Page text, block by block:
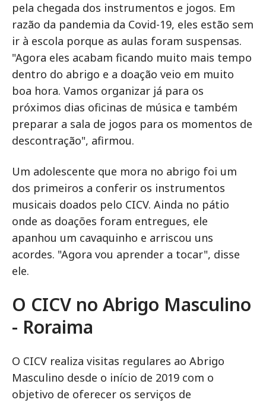
pela chegada dos instrumentos e jogos. Em
razão da pandemia da Covid-19, eles estão sem
ir à escola porque as aulas foram suspensas.
"Agora eles acabam ficando muito mais tempo
dentro do abrigo e a doação veio em muito
boa hora. Vamos organizar já para os
próximos dias oficinas de música e também
preparar a sala de jogos para os momentos de
descontração", afirmou.
Um adolescente que mora no abrigo foi um
dos primeiros a conferir os instrumentos
musicais doados pelo CICV. Ainda no pátio
onde as doações foram entregues, ele
apanhou um cavaquinho e arriscou uns
acordes. "Agora vou aprender a tocar", disse
ele.
O CICV no Abrigo Masculino
- Roraima
O CICV realiza visitas regulares ao Abrigo
Masculino desde o início de 2019 com o
objetivo de oferecer os serviços de